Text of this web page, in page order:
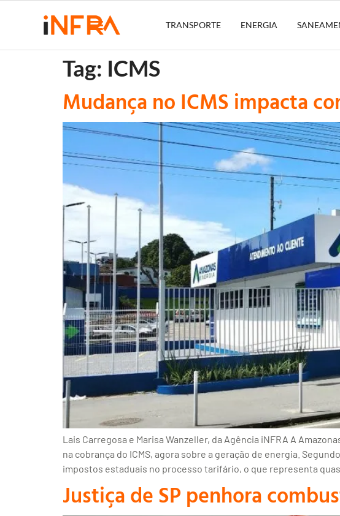
TRANSPORTE ENERGIA
Tag: ICMS
Mudança no ICMS impacta
Lais Carregosa e Marisa Wanzeller, da Agência iNFRA A
na cobrança do ICMS, agora sobre a geração de energia.
impostos estaduais no processo tarifário, o que representa
Justiça de SP penhora